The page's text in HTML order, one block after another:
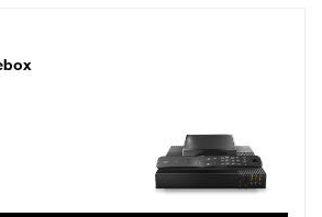
Livebox Lite Fibre